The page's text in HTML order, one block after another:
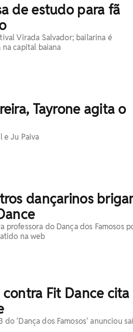
de estudo para fã
Virada Salvador; bailarina é
capital baiana
Tayrone agita o
e Ju Paiva
dançarinos
professora do Dança dos Famosos
na web
contra Fit Dance cita
'Dança dos Famosos' anunciou